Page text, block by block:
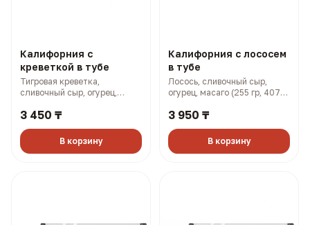
Калифорния с
креветкой в тубе
Тигровая креветка,
сливочный сыр, огурец,
3 450 ₸
В корзину
Калифорния с лососем
в тубе
Лосось, сливочный сыр,
огурец, масаго (255 гр, 407
3 950 ₸
В корзину